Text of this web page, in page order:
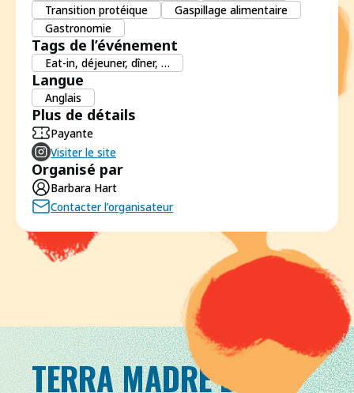
Transition protéique
Gaspillage alimentaire
Gastronomie
Tags de l’événement
Eat-in, déjeuner, dîner, …
Langue
Anglais
Plus de détails
Payante
Visiter le site
Organisé par
Barbara Hart
Contacter l’organisateur
TERRA MADRE DAY